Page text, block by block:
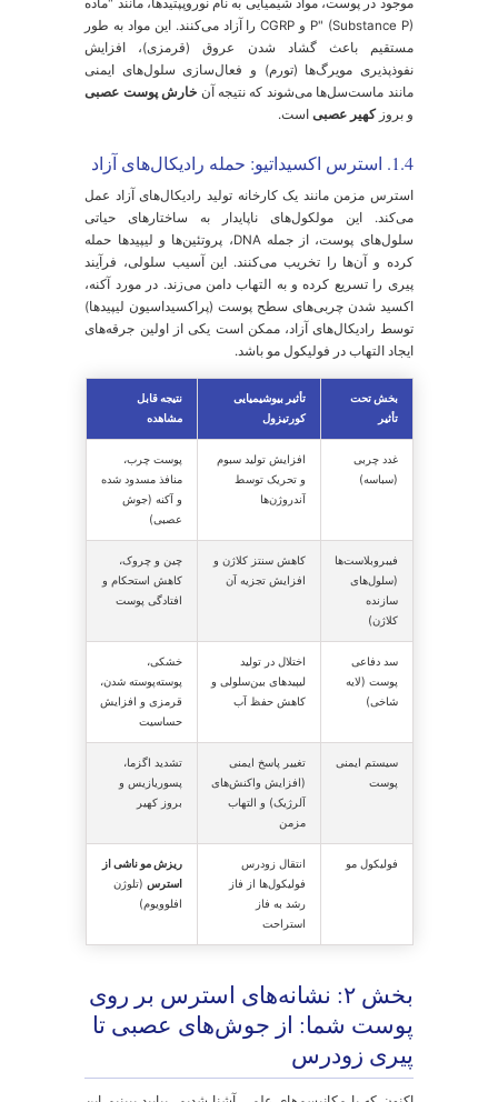
افزایش تولید چربی (سبوم):کورتیزول و هورمون‌های
آندروژن که در پاسخ به استرس افزایش می‌یابند، غدد
چربی پوست را تحریک کرده و تولید سبوم را به شدت بالا
زمینه را برای بروزجوش عصبیفراهم می‌کند.
تخریب کلاژن و الاستین:کورتیزول به دو روش باعث پیری
زودرس پوست می‌شود: اول اینکه تولید کلاژن جدید توسط
سلول‌های فیبروبلاست را مهار می‌کند و دوم اینکه
آنزیم‌های تجزیه‌کننده کلاژن (کلاژنازها) را فعال می‌سازد.
این فرآیند دوگانه منجر به کاهش خاصیت ارتجاعی،
افتادگی پوست و ظهور چین و چروک‌های زودرس
کند کردن روند ترمیم:
استرس و کورتیزول بالا، هر سه
فاز ترمیم زخم (التهاب، تکثیر و بازسازی) را مختل
می‌کنند. به همین دلیل است که در دوره‌های پراسترس،
جای جوش‌ها و خراش‌های پوستی دیرتر بهبود می‌یابند.
1.3. التهاب عصبی (Neurogenic
Inflammation): وقتی اعصاب پوست شما آتش
برایتان جالب باشد که بدانید سیستم عصبی شما
به تنهایی و بدون دخالت مستقیم سیستم ایمنی، در
التهاب ایجاد کند. در پاسخ به استرس، پایانه‌های عصبی
در پوست، مواد شیمیایی به نام نوروپپتیدها، مانند "ماده
P" (Substance P) و CGRP را آزاد می‌کنند. این مواد به طور
باعث گشاد شدن عروق (قرمزی)، افزایش
مویرگ‌ها (تورم) و فعال‌سازی سلول‌های ایمنی
ماست‌سل‌ها می‌شوند که نتیجه آن
کهیر عصبیاست.
سلول‌های پوست، از جمله DNA، پروتئین‌ها و لیپیدها حمله
و آن‌ها را تخریب می‌کنند. این آسیب سلولی، فرآیند
را تسریع کرده و به التهاب دامن می‌زند. در مورد آکنه،
شدن چربی‌های سطح پوست (پراکسیداسیون لیپیدها)